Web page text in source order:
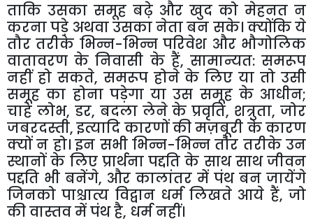
ताकि उसका समूह बढ़े और खुद को मेहनत न
करनापड़े अथवाउसकानेताबन सके। क्योंकिये
तौर तरीके भिन्न-भिन्न परिवेश और भौगोलिक
वातावरण के निवासी के हैं, सामान्यत:समरूप
नहीं हो सकते, समरूप होने के लिए या तो उसी
समूह का होना पड़ेगा या उस समूह के आधीन;
चाहे लोभ, डर, बदला लेने के प्रवृति, शत्रुता, जोर
जबरदस्ती,इत्यादि कारणोंकीमज़बूरी केकारण
क्यों न हो। इन सभी भिन्न-भिन्न तौर तरीके उन
स्थानों के लिए प्रार्थना पद्दति के साथ साथ जीवन
पद्दति भी बनेंगे, और कालांतर में पंथ बन जायेंगे
जिनको पाश्चात्य विद्वान धर्म लिखते आये हैं,जो
कीवास्तवमेंपंथहै, धर्मनहीं।